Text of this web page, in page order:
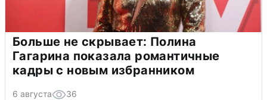
Больше не скрывает: Полина
Гагарина показала романтичные
кадры с новым избранником
6 августа 36